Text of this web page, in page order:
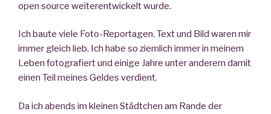
open source weiterentwickelt wurde.
Ich baute viele Foto-Reportagen. Text und Bild waren mir
immer gleich lieb. Ich habe so ziemlich immer in meinem
Leben fotografiert und einige Jahre unter anderem damit
einen Teil meines Geldes verdient.
Da ich abends im kleinen Städtchen am Rande der